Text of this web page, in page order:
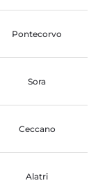
Pontecorvo
Sora
Ceccano
Alatri